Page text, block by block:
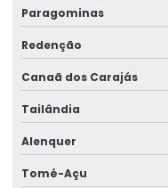
Paragominas
Redenção
Canaã dos Carajás
Tailândia
Alenquer
Tomé-Açu